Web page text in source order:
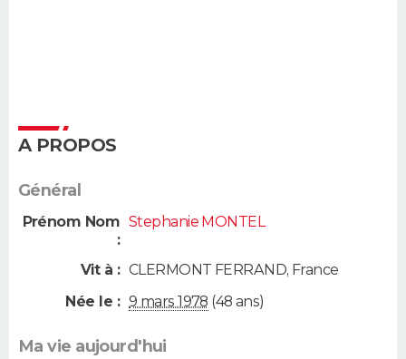
A PROPOS
Général
Prénom Nom
:
Stephanie MONTEL
Vit à : CLERMONT FERRAND, France
Née le : 9 mars 1978 (48 ans)
Ma vie aujourd'hui